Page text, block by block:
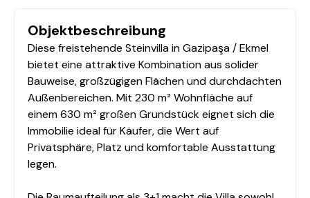
Objektbeschreibung
Diese freistehende Steinvilla in Gazipaşa / Ekmel
bietet eine attraktive Kombination aus solider
Bauweise, großzügigen Flächen und durchdachten
Außenbereichen. Mit 230 m² Wohnfläche auf
einem 630 m² großen Grundstück eignet sich die
Immobilie ideal für Käufer, die Wert auf
Privatsphäre, Platz und komfortable Ausstattung
legen.